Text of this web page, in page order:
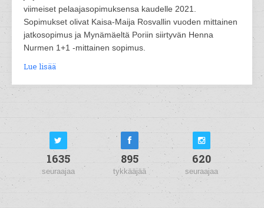
viimeiset pelaajasopimuksensa kaudelle 2021.
Sopimukset olivat Kaisa-Maija Rosvallin vuoden mittainen
jatkosopimus ja Mynämäeltä Poriin siirtyvän Henna
Nurmen 1+1 -mittainen sopimus.
Lue lisää
1635
seuraajaa
895
tykkääjää
620
seuraajaa